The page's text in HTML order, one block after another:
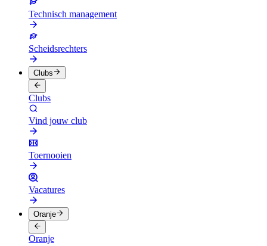
Technisch management
Scheidsrechters
Clubs
Clubs
Vind jouw club
Toernooien
Vacatures
Oranje
Oranje